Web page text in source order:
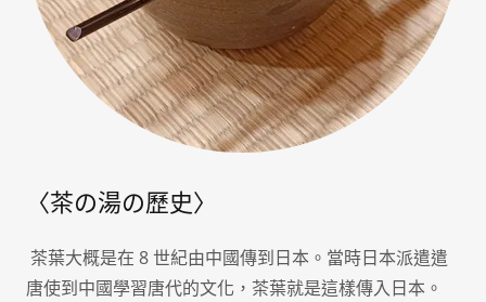
〈茶の湯の歷史〉
茶葉大概是在 8 世紀由中國傳到日本。當時日本派遣遣
唐使到中國學習唐代的文化，茶葉就是這樣傳入日本。